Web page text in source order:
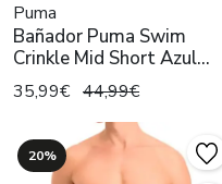
Puma
Bañador Puma Swim
Crinkle Mid Short Azul
Hombre
35,99€ 44,99€
20%